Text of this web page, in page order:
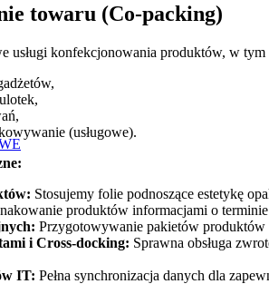
towaru (Co-packing)
usługi konfekcjonowania produktów, w
(usługowe).
Stosujemy folie podnoszące estetykę
produktów informacjami o
Przygotowywanie pakietów produktów
i Cross-docking: Sprawna obsługa
IT: Pełna synchronizacja danych dla